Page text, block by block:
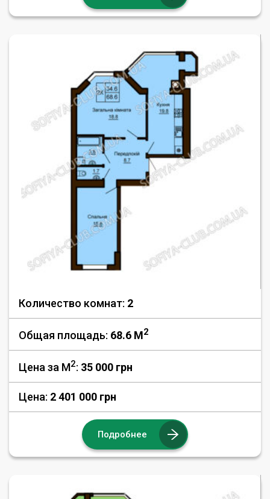
Количество комнат: 2
Общая площадь: 68.6 M2
Цена за М2: 35 000 грн
Цена: 2 401 000 грн
Подробнее